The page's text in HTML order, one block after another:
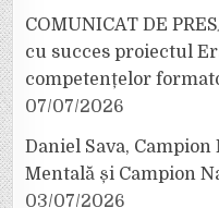
COMUNICAT DE
cu succes proiectul
competențelor
07/07/2026
Daniel Sava,
Mentală și Campion
03/07/2026